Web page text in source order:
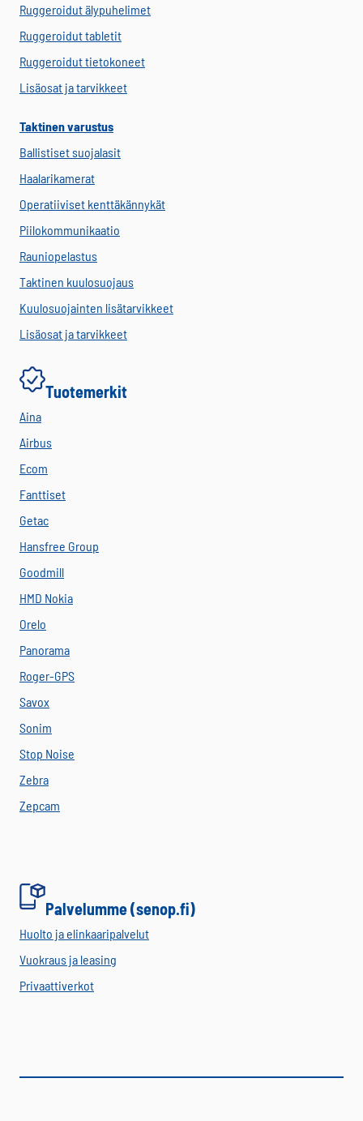
Ruggeroidut älypuhelimet
Ruggeroidut tabletit
Ruggeroidut tietokoneet
Lisäosat ja tarvikkeet
Taktinen varustus
Ballistiset suojalasit
Haalarikamerat
Operatiiviset kenttäkännykät
Piilokommunikaatio
Rauniopelastus
Taktinen kuulosuojaus
Kuulosuojainten lisätarvikkeet
Lisäosat ja tarvikkeet
Tuotemerkit
Aina
Airbus
Ecom
Fanttiset
Getac
Hansfree Group
Goodmill
HMD Nokia
Orelo
Panorama
Roger-GPS
Savox
Sonim
Stop Noise
Zebra
Zepcam
Palvelumme (senop.fi)
Huolto ja elinkaaripalvelut
Vuokraus ja leasing
Privaattiverkot